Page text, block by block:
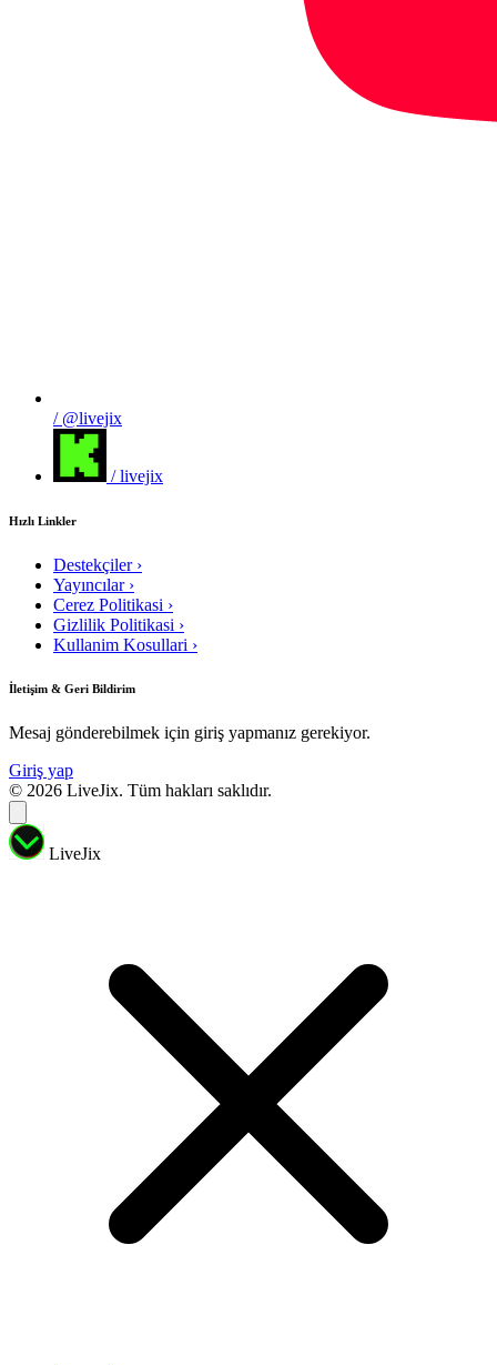
/ @livejix
/ livejix
Hızlı Linkler
Destekçiler ›
Yayıncılar ›
Cerez Politikasi ›
Gizlilik Politikasi ›
Kullanim Kosullari ›
İletişim & Geri Bildirim
Mesaj gönderebilmek için giriş yapmanız gerekiyor.
Giriş yap
© 2026 LiveJix. Tüm hakları saklıdır.
LiveJix